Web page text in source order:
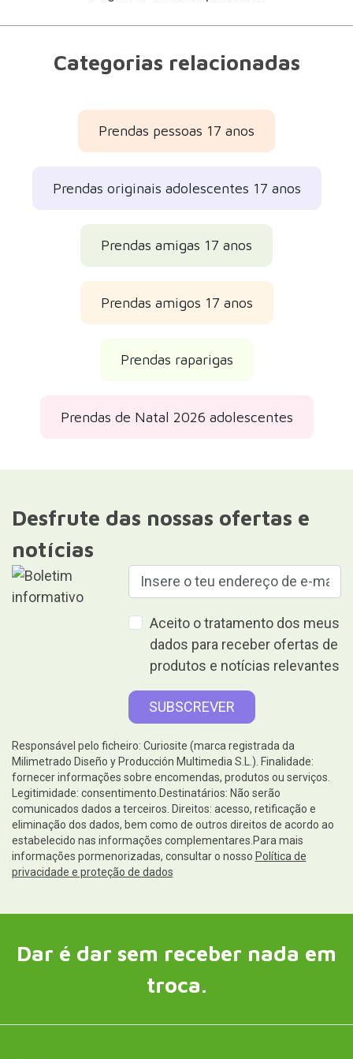
Categorias relacionadas
Prendas pessoas 17 anos
Prendas originais adolescentes 17 anos
Prendas amigas 17 anos
Prendas amigos 17 anos
Prendas raparigas
Prendas de Natal 2026 adolescentes
Desfrute das nossas ofertas e
notícias
Aceito o tratamento dos meus
dados para receber ofertas de
produtos e notícias relevantes
Responsável pelo ficheiro: Curiosite (marca registrada da
Milimetrado Diseño y Producción Multimedia S.L.). Finalidade:
fornecer informações sobre encomendas, produtos ou serviços.
Legitimidade: consentimento.Destinatários: Não serão
comunicados dados a terceiros. Direitos: acesso, retificação e
eliminação dos dados, bem como de outros direitos de acordo ao
estabelecido nas informações complementares.Para mais
informações pormenorizadas, consultar o nosso Política de
privacidade e proteção de dados
Dar é dar sem receber nada em
troca.